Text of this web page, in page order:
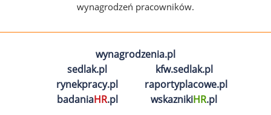
wynagrodzeń pracowników.
wynagrodzenia.pl
sedlak.pl
kfw.sedlak.pl
rynekpracy.pl
raportyplacowe.pl
badaniaHR.pl wskaznikiHR.pl